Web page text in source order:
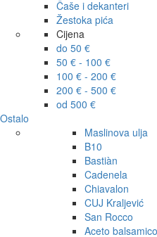
Čaše i dekanteri
Žestoka pića
Cijena
do 50 €
50 € - 100 €
100 € - 200 €
200 € - 500 €
od 500 €
Ostalo
Maslinova ulja
B10
Bastiàn
Cadenela
Chiavalon
CUJ Kraljević
San Rocco
Aceto balsamico